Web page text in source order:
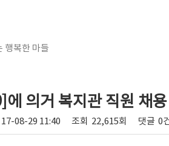
행복한 마들
에 의거 복지관 직원 채
17-08-29 11:40 조회 22,615회 댓글 0